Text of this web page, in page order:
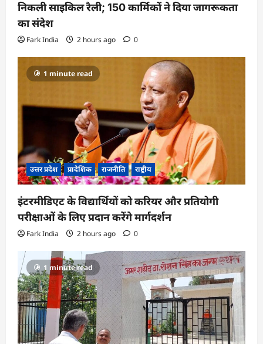
निकली साइकिल रैली; 150 कार्मिकों ने दिया जागरूकता
का संदेश
Fark India 2 hours ago 0
1 minute read
उत्तर प्रदेश प्रादेशिक राजनीति राष्ट्रीय
इंटरमीडिएट के विद्यार्थियों को करियर और प्रतियोगी
परीक्षाओं के लिए प्रदान करेंगे मार्गदर्शन
Fark India 2 hours ago 0
1 minute read